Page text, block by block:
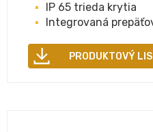
IP 65 trieda krytia
Integrovaná
PRODUKTOVÝ